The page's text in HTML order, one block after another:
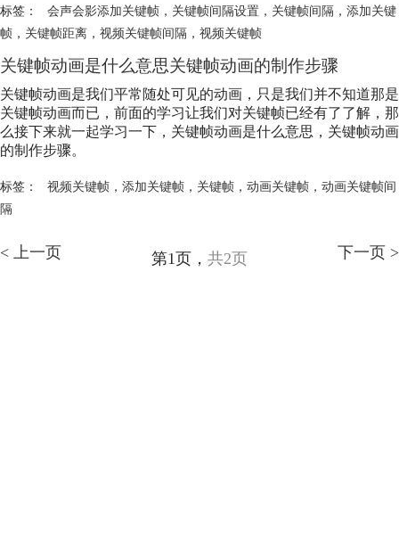
标签： 会声会影添加关键帧， 关键帧间隔设置， 关键帧间隔， 添加关键
帧 ， 关键帧距离 ， 视频关键帧间隔 ， 视频关键帧
关键帧动画是什么意思关键帧动画的制作步骤
关键帧动画是我们平常随处可见的动画，只是我们并不知道那是
关键帧动画而已，前面的学习让我们对关键帧已经有了了解，那
么接下来就一起学习一下，关键帧动画是什么意思，关键帧动画
的制作步骤。
标签： 视频关键帧， 添加关键帧， 关键帧， 动画关键帧， 动画关键帧间
隔
< 上一页 第1页， 共2页 下一页 >